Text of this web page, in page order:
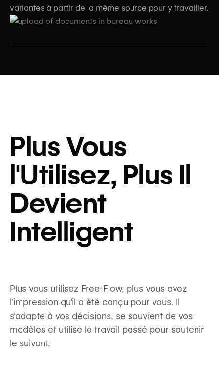
variantes à partir de la même source pour y travailler.
Plus Vous
l'Utilisez, Plus Il
Devient
Intelligent
Plus vous utilisez Free-Flow, plus vous avez
l'impression qu'il a été conçu pour vous. Il
s'adapte à vos décisions, se souvient de vos
modèles et utilise le travail passé pour soutenir
le suivant.